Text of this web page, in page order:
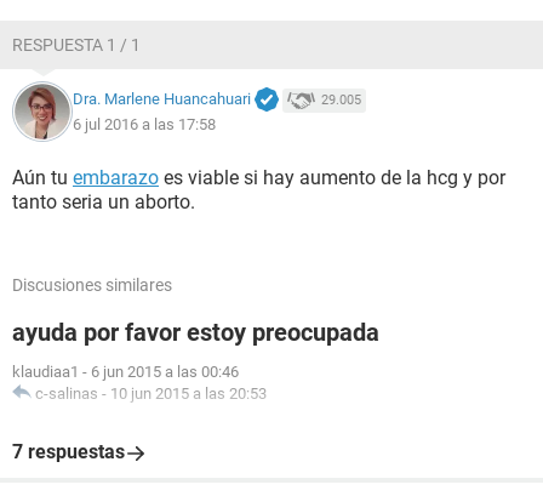
RESPUESTA 1 / 1
Dra. Marlene Huancahuari 29.005
6 jul 2016 a las 17:58
Aún tu embarazo es viable si hay aumento de la hcg y por
tanto seria un aborto.
Discusiones similares
ayuda por favor estoy preocupada
klaudiaa1 - 6 jun 2015 a las 00:46
c-salinas - 10 jun 2015 a las 20:53
7 respuestas